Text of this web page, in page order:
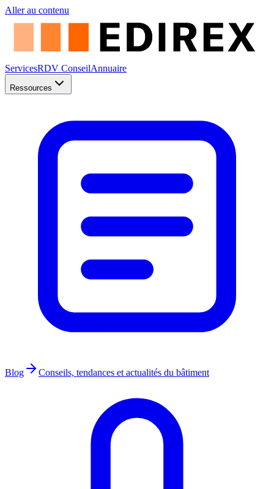
Aller au contenu
ServicesRDV ConseilAnnuaire
Ressources
Blog Conseils, tendances et actualités du bâtiment